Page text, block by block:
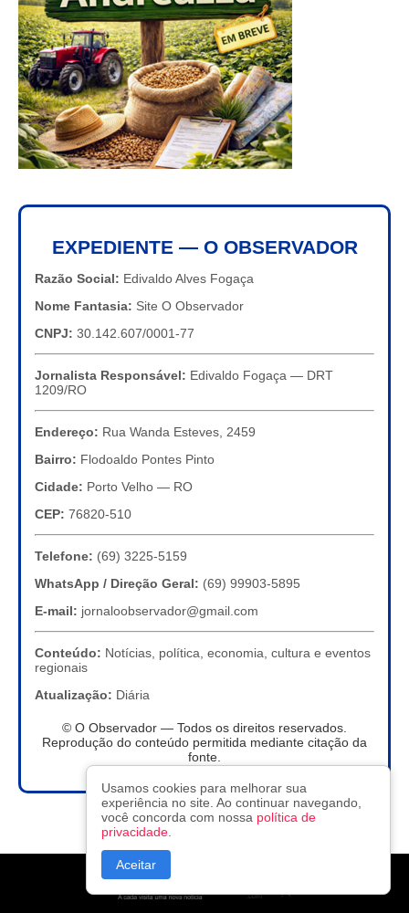
EXPEDIENTE — O OBSERVADOR
Razão Social: Edivaldo Alves Fogaça
Nome Fantasia: Site O Observador
CNPJ: 30.142.607/0001-77
Jornalista Responsável: Edivaldo Fogaça — DRT
1209/RO
Endereço: Rua Wanda Esteves, 2459
Bairro: Flodoaldo Pontes Pinto
Cidade: Porto Velho — RO
CEP: 76820-510
Telefone: (69) 3225-5159
WhatsApp / Direção Geral: (69) 99903-5895
E-mail: jornaloobservador@gmail.com
Conteúdo: Notícias, política, economia, cultura e eventos
regionais
Atualização: Diária
© O Observador — Todos os direitos reservados.
Reprodução do conteúdo permitida mediante citação da
fonte.
Usamos cookies para melhorar sua
experiência no site. Ao continuar navegando,
você concorda com nossa política de
privacidade
Aceitar